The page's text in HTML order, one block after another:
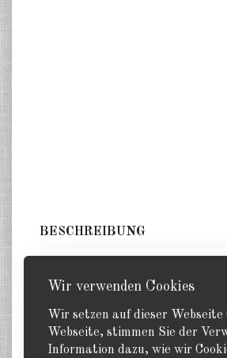
Wir verwenden Cookies
Wir setzen auf dieser
Webseite, stimmen Sie der
Information dazu, wie wir
BESCHREIBUNG